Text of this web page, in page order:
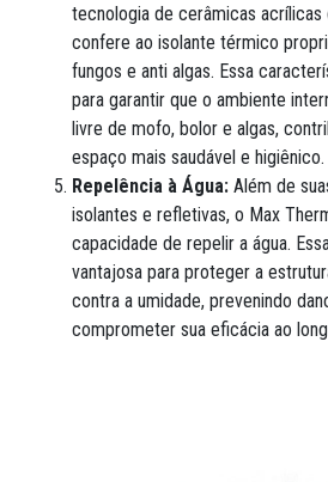
tecnologia de cerâmicas acrílicas
confere ao isolante térmico
fungos e anti algas. Essa
para garantir que o ambiente
livre de mofo, bolor e algas,
espaço mais saudável e higiênico.
Repelência à Água: Além de
isolantes e refletivas, o Max
capacidade de repelir a água.
vantajosa para proteger a
contra a umidade, prevenindo
comprometer sua eficácia ao